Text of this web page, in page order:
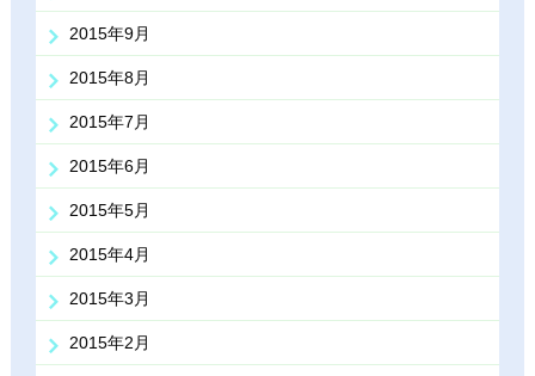
2015年9月
2015年8月
2015年7月
2015年6月
2015年5月
2015年4月
2015年3月
2015年2月